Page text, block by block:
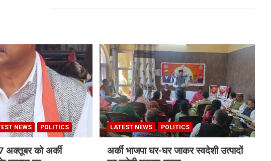
NEWS POLITICS
को अर्की
LATEST NEWS POLITICS
अर्की भाजपा घर-घर जाकर स्वदेशी उत्पादों